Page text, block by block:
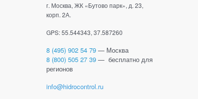
г. Москва, ЖК «Бутово парк», д. 23,
корп. 2А.
GPS: 55.544343, 37.587260
8 (495) 902 54 79 — Москва
8 (800) 505 27 39 — бесплатно для
регионов
info@hidrocontrol.ru